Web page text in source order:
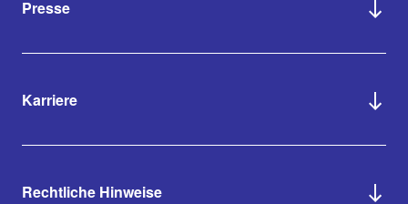
Presse
Karriere
Rechtliche Hinweise